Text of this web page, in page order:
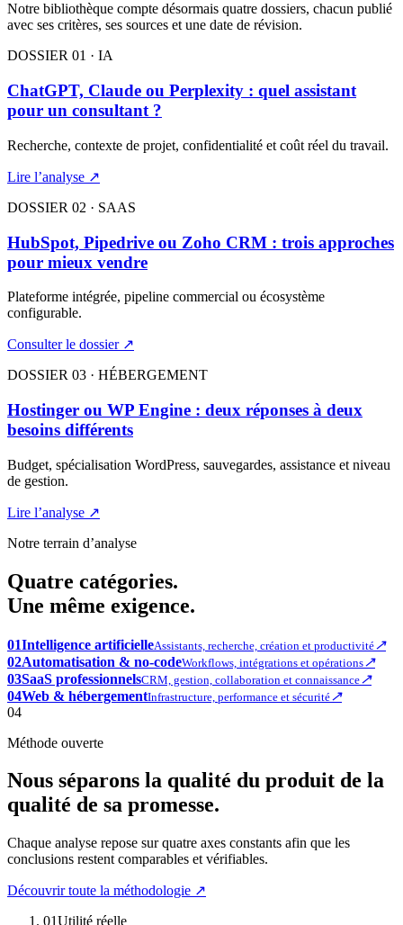
Notre bibliothèque compte désormais quatre dossiers, chacun publié
avec ses critères, ses sources et une date de révision.
DOSSIER 01 · IA
ChatGPT, Claude ou Perplexity : quel assistant
pour un consultant ?
Recherche, contexte de projet, confidentialité et coût réel du travail.
Lire l’analyse ↗
DOSSIER 02 · SAAS
HubSpot, Pipedrive ou Zoho CRM : trois approches
pour mieux vendre
Plateforme intégrée, pipeline commercial ou écosystème
configurable.
Consulter le dossier ↗
DOSSIER 03 · HÉBERGEMENT
Hostinger ou WP Engine : deux réponses à deux
besoins différents
Budget, spécialisation WordPress, sauvegardes, assistance et niveau
de gestion.
Lire l’analyse ↗
Notre terrain d’analyse
Quatre catégories.
Une même exigence.
01Intelligence artificielleAssistants, recherche, création et productivité↗
02Automatisation & no-codeWorkflows, intégrations et opérations↗
03SaaS professionnelsCRM, gestion, collaboration et connaissance↗
04Web & hébergementInfrastructure, performance et sécurité↗
04
Méthode ouverte
Nous séparons la qualité du produit de la
qualité de sa promesse.
Chaque analyse repose sur quatre axes constants afin que les
conclusions restent comparables et vérifiables.
Découvrir toute la méthodologie ↗
01Utilité réelle